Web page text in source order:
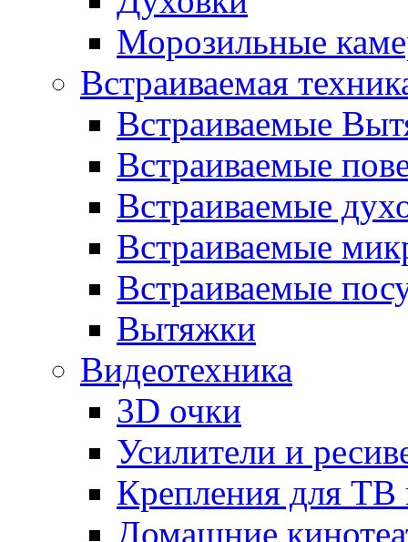
Морозильные
Встраиваемая
Встраиваемые
Встраиваемые
Встраиваемые
Встраиваемые
Встраиваемые
Вытяжки
Видеотехника
3D очки
Усилители и
Крепления для ТВ
Домашние